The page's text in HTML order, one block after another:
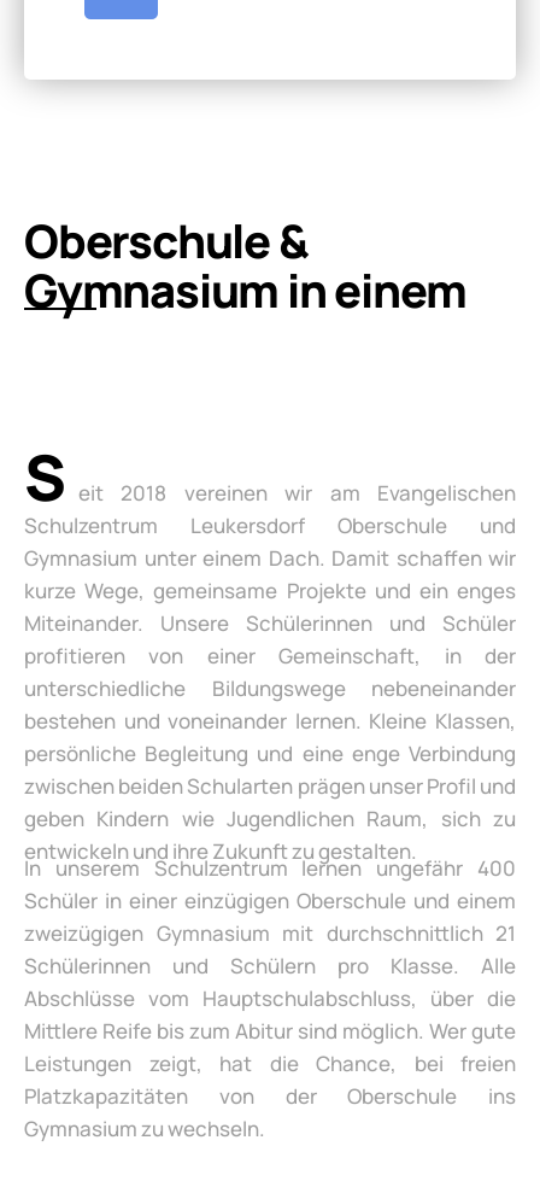
Oberschule &
Gymnasium in einem
S eit 2018 vereinen wir am Evangelischen
Schulzentrum Leukersdorf Oberschule und
Gymnasium unter einem Dach. Damit schaffen wir
kurze Wege, gemeinsame Projekte und ein enges
Miteinander. Unsere Schülerinnen und Schüler
profitieren von einer Gemeinschaft, in der
unterschiedliche Bildungswege nebeneinander
bestehen und voneinander lernen. Kleine Klassen,
persönliche Begleitung und eine enge Verbindung
zwischen beiden Schularten prägen unser Profil und
geben Kindern wie Jugendlichen Raum, sich zu
entwickeln und ihre Zukunft zu gestalten.
In unserem Schulzentrum lernen ungefähr 400
Schüler in einer einzügigen Oberschule und einem
zweizügigen Gymnasium mit durchschnittlich 21
Schülerinnen und Schülern pro Klasse. Alle
Abschlüsse vom Hauptschulabschluss, über die
Mittlere Reife bis zum Abitur sind möglich. Wer gute
Leistungen zeigt, hat die Chance, bei freien
Platzkapazitäten von der Oberschule ins
Gymnasium zu wechseln.